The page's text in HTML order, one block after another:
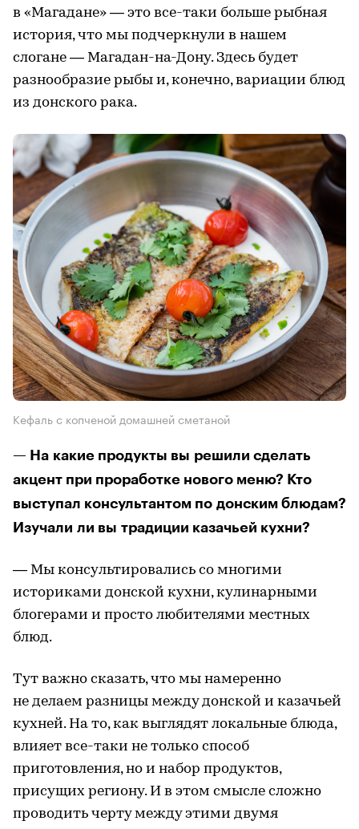
в «Магадане» — это все-таки больше рыбная
история, что мы подчеркнули в нашем
слогане — Магадан-на-Дону. Здесь будет
разнообразие рыбы и, конечно, вариации блюд
из донского рака.
Кефаль с копченой домашней сметаной
— На какие продукты вы решили сделать
акцент при проработке нового меню? Кто
выступал консультантом по донским блюдам?
Изучали ли вы традиции казачьей кухни?
— Мы консультировались со многими
историками донской кухни, кулинарными
блогерами и просто любителями местных
блюд.
Тут важно сказать, что мы намеренно
не делаем разницы между донской и казачьей
кухней. На то, как выглядят локальные блюда,
влияет все-таки не только способ
приготовления, но и набор продуктов,
присущих региону. И в этом смысле сложно
проводить черту между этими двумя